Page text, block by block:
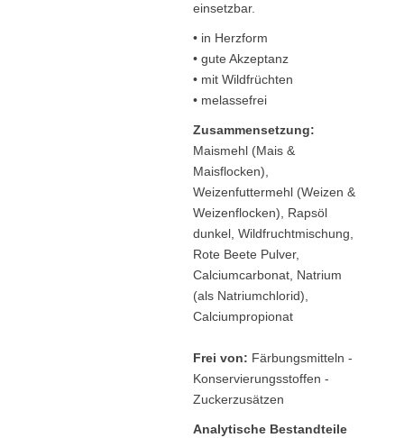
einsetzbar.
• in Herzform
• gute Akzeptanz
• mit Wildfrüchten
• melassefrei
Zusammensetzung:
Maismehl (Mais &
Maisflocken),
Weizenfuttermehl (Weizen &
Weizenflocken), Rapsöl
dunkel, Wildfruchtmischung,
Rote Beete Pulver,
Calciumcarbonat, Natrium
(als Natriumchlorid),
Calciumpropionat
Frei von: Färbungsmitteln -
Konservierungsstoffen -
Zuckerzusätzen
Analytische Bestandteile